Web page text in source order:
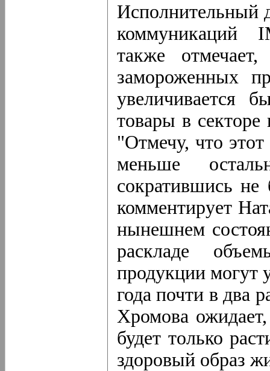
Исполнительный
коммуникаций
также
замороженных
увеличивается
товары в
"Отмечу, что
меньше
сократившись
комментирует
нынешнем
раскладе
продукции могут
года почти в два
Хромова
будет только
здоровый образ